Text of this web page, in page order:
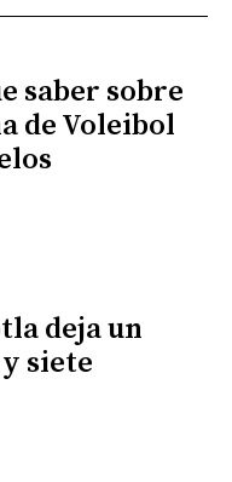
saber sobre
de Voleibol
deja un
siete